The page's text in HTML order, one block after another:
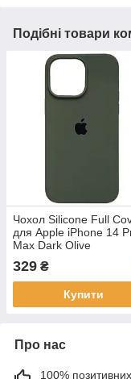
Подібні товари
Чохол Silicone Full
для Apple iPhone 14
Max Dark Olive
329 ₴
Купити
Про нас
100% позитивних